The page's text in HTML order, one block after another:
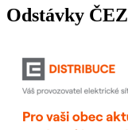
Odstávky ČEZ